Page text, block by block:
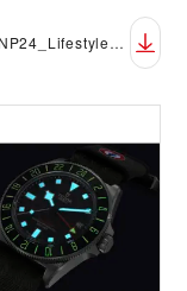
TUDOR_NP24_Lifestyle_Pelagos_FXD_GMT_14